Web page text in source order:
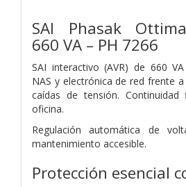
SAI Phasak
660 VA – PH 7266
SAI interactivo (AVR) de 660
NAS y electrónica de red frente
caídas de tensión.
oficina.
Regulación automática de
mantenimiento accesible.
Protección esencial